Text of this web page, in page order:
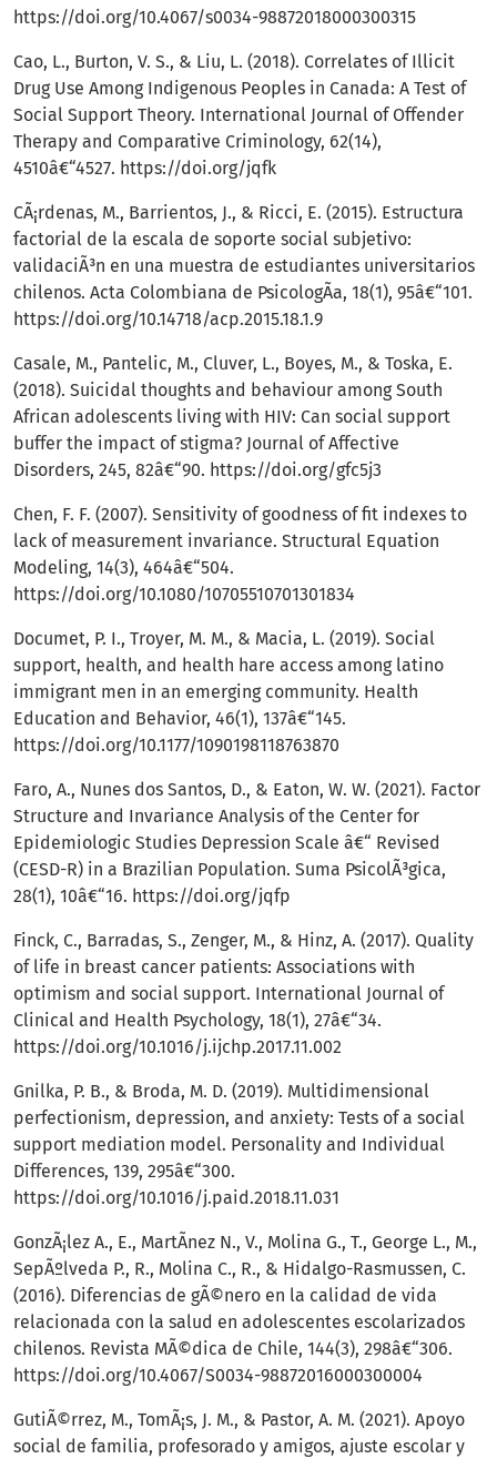
https://doi.org/10.4067/s0034-98872018000300315
Cao, L., Burton, V. S., & Liu, L. (2018). Correlates of Illicit
Drug Use Among Indigenous Peoples in Canada: A Test of
Social Support Theory. International Journal of Offender
Therapy and Comparative Criminology, 62(14),
4510â€“4527. https://doi.org/jqfk
CÃ¡rdenas, M., Barrientos, J., & Ricci, E. (2015). Estructura
factorial de la escala de soporte social subjetivo:
validaciÃ³n en una muestra de estudiantes universitarios
chilenos. Acta Colombiana de PsicologÃ­a, 18(1), 95â€“101.
https://doi.org/10.14718/acp.2015.18.1.9
Casale, M., Pantelic, M., Cluver, L., Boyes, M., & Toska, E.
(2018). Suicidal thoughts and behaviour among South
African adolescents living with HIV: Can social support
buffer the impact of stigma? Journal of Affective
Disorders, 245, 82â€“90. https://doi.org/gfc5j3
Chen, F. F. (2007). Sensitivity of goodness of fit indexes to
lack of measurement invariance. Structural Equation
Modeling, 14(3), 464â€“504.
https://doi.org/10.1080/10705510701301834
Documet, P. I., Troyer, M. M., & Macia, L. (2019). Social
support, health, and health hare access among latino
immigrant men in an emerging community. Health
Education and Behavior, 46(1), 137â€“145.
https://doi.org/10.1177/1090198118763870
Faro, A., Nunes dos Santos, D., & Eaton, W. W. (2021). Factor
Structure and Invariance Analysis of the Center for
Epidemiologic Studies Depression Scale â€“ Revised
(CESD-R) in a Brazilian Population. Suma PsicolÃ³gica,
28(1), 10â€“16. https://doi.org/jqfp
Finck, C., Barradas, S., Zenger, M., & Hinz, A. (2017). Quality
of life in breast cancer patients: Associations with
optimism and social support. International Journal of
Clinical and Health Psychology, 18(1), 27â€“34.
https://doi.org/10.1016/j.ijchp.2017.11.002
Gnilka, P. B., & Broda, M. D. (2019). Multidimensional
perfectionism, depression, and anxiety: Tests of a social
support mediation model. Personality and Individual
Differences, 139, 295â€“300.
https://doi.org/10.1016/j.paid.2018.11.031
GonzÃ¡lez A., E., MartÃ­nez N., V., Molina G., T., George L., M.,
SepÃºlveda P., R., Molina C., R., & Hidalgo-Rasmussen, C.
(2016). Diferencias de gÃ©nero en la calidad de vida
relacionada con la salud en adolescentes escolarizados
chilenos. Revista MÃ©dica de Chile, 144(3), 298â€“306.
https://doi.org/10.4067/S0034-98872016000300004
GutiÃ©rrez, M., TomÃ¡s, J. M., & Pastor, A. M. (2021). Apoyo
social de familia, profesorado y amigos, ajuste escolar y